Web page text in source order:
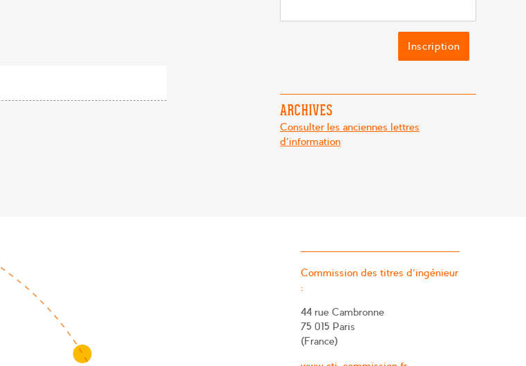
ARCHIVES
Consulter les anciennes lettres
d'information
Commission des titres d’ingénieur
:
44 rue Cambronne
75 015 Paris
(France)